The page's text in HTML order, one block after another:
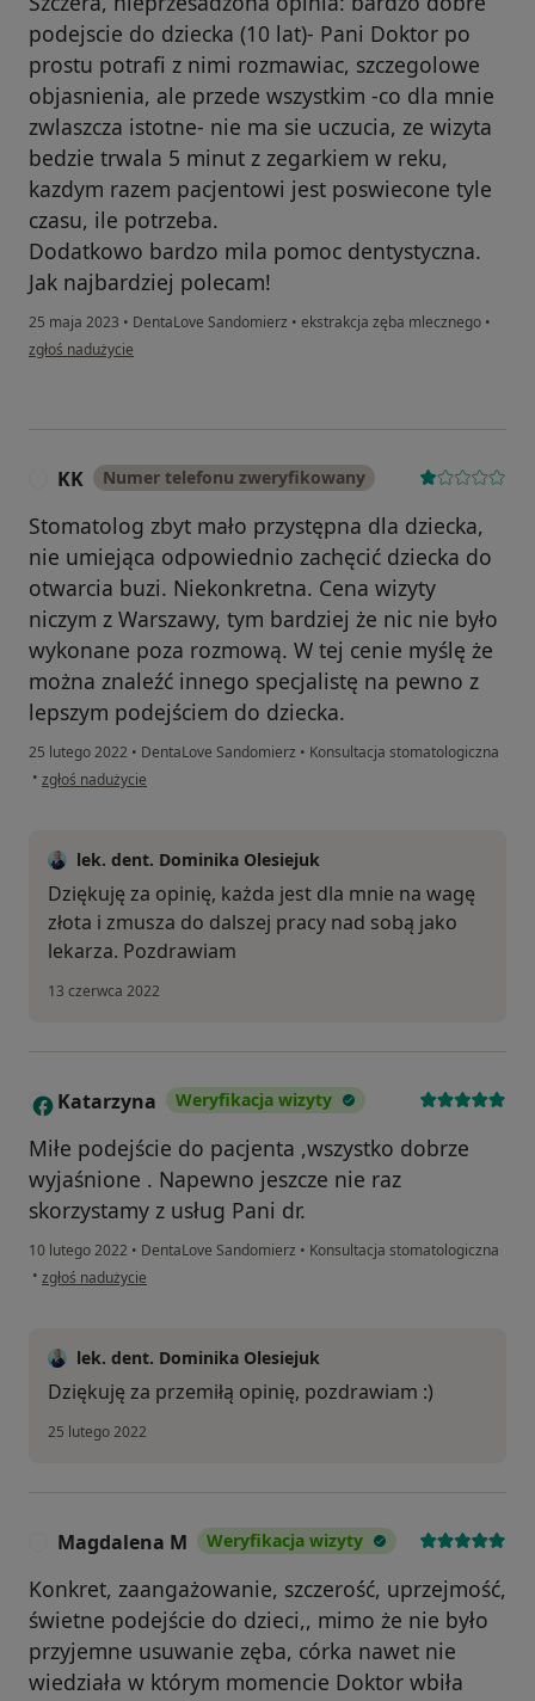
podejscie do dziecka (10 lat)- Pani Doktor po
prostu potrafi z nimi rozmawiac, szczegolowe
objasnienia, ale przede wszystkim -co dla mnie
zwlaszcza istotne- nie ma sie uczucia, ze wizyta
bedzie trwala 5 minut z zegarkiem w reku,
kazdym razem pacjentowi jest poswiecone tyle
czasu, ile potrzeba.
Dodatkowo bardzo mila pomoc dentystyczna.
Jak najbardziej polecam!
25 maja 2023 • DentaLove Sandomierz • ekstrakcja zęba mlecznego •
w opinii użytkownika Magda L
zgłoś nadużycie
KK Numer telefonu zweryfikowany
Stomatolog zbyt mało przystępna dla dziecka,
nie umiejąca odpowiednio zachęcić dziecka do
otwarcia buzi. Niekonkretna. Cena wizyty
niczym z Warszawy, tym bardziej że nic nie było
wykonane poza rozmową. W tej cenie myślę że
można znaleźć innego specjalistę na pewno z
lepszym podejściem do dziecka.
25 lutego 2022 • DentaLove Sandomierz • Konsultacja stomatologiczna
• w opinii użytkownika KK
zgłoś nadużycie
lek. dent. Dominika Olesiejuk
Dziękuję za opinię, każda jest dla mnie na wagę
złota i zmusza do dalszej pracy nad sobą jako
lekarza. Pozdrawiam
13 czerwca 2022
K Katarzyna Weryfikacja wizyty
Miłe podejście do pacjenta ,wszystko dobrze
wyjaśnione . Napewno jeszcze nie raz
skorzystamy z usług Pani dr.
10 lutego 2022 • DentaLove Sandomierz • Konsultacja stomatologiczna
• w opinii użytkownika Katarzyna
zgłoś nadużycie
lek. dent. Dominika Olesiejuk
Dziękuję za przemiłą opinię, pozdrawiam :)
25 lutego 2022
Magdalena M Weryfikacja wizyty
Konkret, zaangażowanie, szczerość, uprzejmość,
świetne podejście do dzieci,, mimo że nie było
przyjemne usuwanie zęba, córka nawet nie
wiedziała w którym momencie Doktor wbiła